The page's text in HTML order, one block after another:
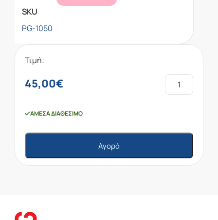
SKU
PG-1050
Τιμή:
45,00€
ΆΜΕΣΑ ΔΙΑΘΈΣΙΜΟ
Αγορά